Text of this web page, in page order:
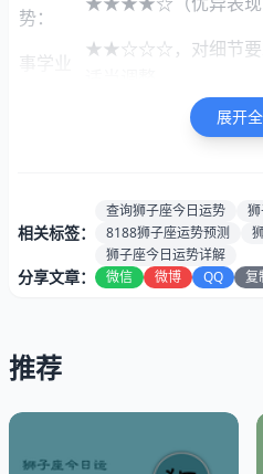
势：
事学业
★★☆☆☆，对细节要
★★★★☆（利润稳步
星显示财运稳定）
健康指
80%（五星初现，健
速配星
肖:
最佳时
展开
相关标签：
查询狮子座今日运势
8188狮子座运势预测
狮子座今日运势详解
分享文章： 微信 微博 QQ 复
推荐